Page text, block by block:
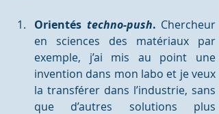
Orientés techno-push. Chercheur
en sciences des matériaux par
exemple, j’ai mis au point une
invention dans mon labo et je veux
la transférer dans l’industrie, sans
que d’autres solutions plus